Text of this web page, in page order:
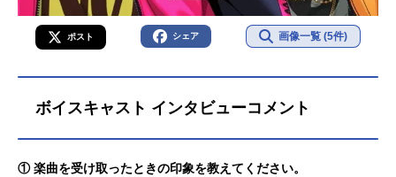
ポスト シェア 画像一覧 (5件)
ボイスキャスト インタビューコメント
① 楽曲を受け取ったときの印象を教えてください。